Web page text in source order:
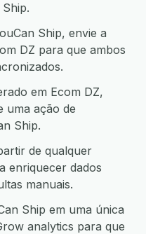
Ship, envie a
DZ para que ambos
em Ecom DZ,
uma ação de
Ship.
de qualquer
enriquecer dados
manuais.
Ship em uma única
analytics para que